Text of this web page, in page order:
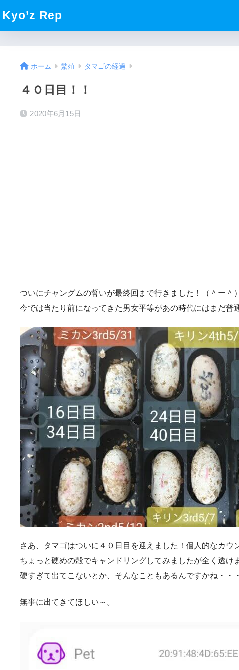
Kyo’z Rep
ホーム 繁殖 タマゴの経過
４０日目！！
2020年6月15日
ついにチャングムの誓いが最終回まで行きました！（＾ー＾）
今では当たり前になってきた男女平等があの時代にはまだ普
さあ、タマゴはついに４０日目を迎えました！個人的なカウ
ちょっと硬めの殻でキャンドリングしてみましたが全く透け
硬すぎて出てこないとか、そんなこともあるんですかね・・
無事に出てきてほしい～。